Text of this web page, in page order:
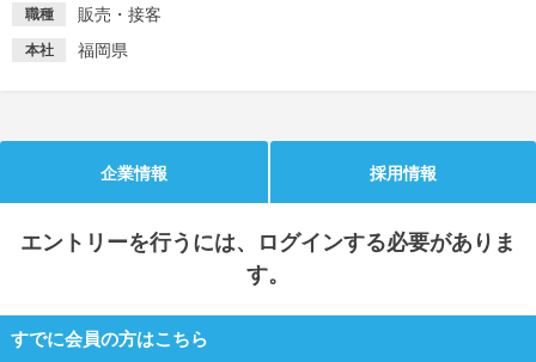
イベントを探す
適職診断 就活チャンネル
就活ニュースペーパー
職種 販売・接客
本社 福岡県
企業情報 採用情報
エントリーを行うには、ログインする必要がありま
す。
すでに会員の方はこちら